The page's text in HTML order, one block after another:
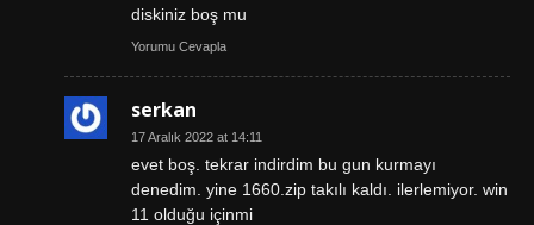
diskiniz boş mu
Yorumu Cevapla
serkan
17 Aralık 2022 at 14:11
evet boş. tekrar indirdim bu gun kurmayı
denedim. yine 1660.zip takılı kaldı. ilerlemiyor. win
11 olduğu içinmi